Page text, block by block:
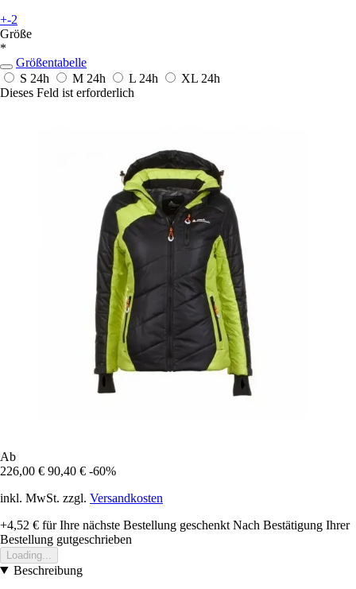
+-2
Größe
*
Größentabelle
S 24h M 24h L 24h XL 24h
Dieses Feld ist erforderlich
Ab
226,00 € 90,40 € -60%
inkl. MwSt. zzgl. Versandkosten
+4,52 € für Ihre nächste Bestellung geschenkt Nach Bestätigung Ihrer
Bestellung gutgeschrieben
Loading...
Beschreibung